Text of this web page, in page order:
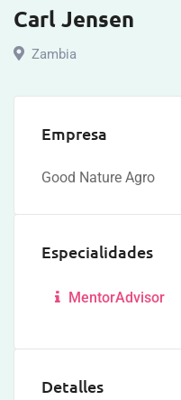
Carl Jensen
Zambia
Empresa
Good Nature Agro
Especialidades
MentorAdvisor
Detalles